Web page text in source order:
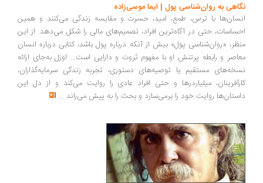
به روان‌شناسی پول | ایما موسی‌زاده
با ترس، طمع، امید، حسرت و مقایسه زندگی می‌کنند و همین
حتی در آگاه‌ترین افراد، تصمیم‌های مالی را شکل می‌دهد. از این
«روان‌شناسی پول» بیش از آنکه درباره پول باشد، کتابی درباره انسان
و رابطه پرتنش او با مفهوم ثروت و دارایی است... اوزل به‌جای ارائه
مستقیم یا توصیه‌های دستوری، تجربه زندگی سرمایه‌گذاران،
میلیاردرها و حتی افراد عادی را روایت می‌کند و از دل این
روایت خود را برمی‌سازد و بحث را به پیش می‌راند...